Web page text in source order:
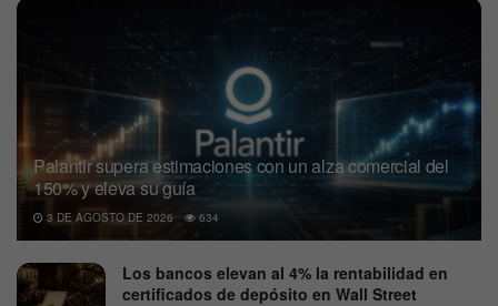
Palantir supera estimaciones con un alza comercial del
150% y eleva su guía
3 DE AGOSTO DE 2026 634
Los bancos elevan al 4% la rentabilidad en
certificados de depósito en Wall Street